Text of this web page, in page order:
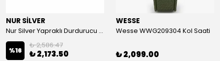
NUR SİLVER
Nur Silver Yapraklı Durdurucu Gümüş Charm - NUR-CM00501
%16
₺ 2,586.47
₺ 2,173.50
WESSE
Wesse WWG209304 Kol Saati
₺ 2,099.00